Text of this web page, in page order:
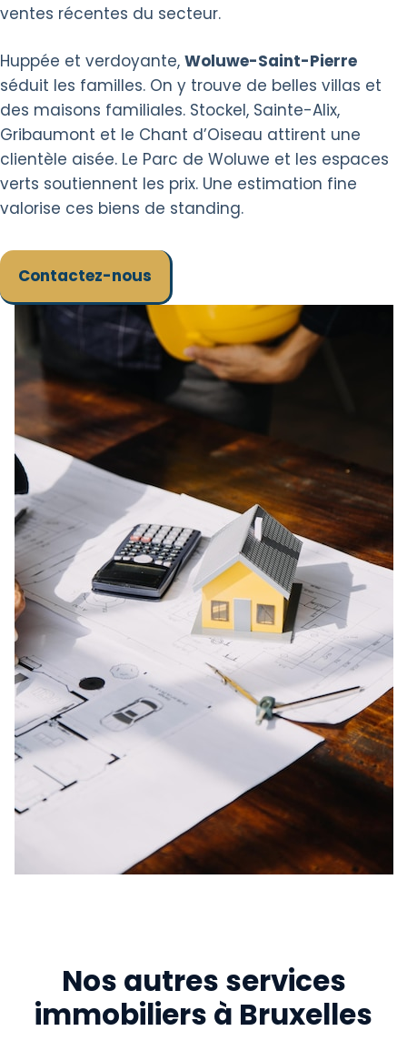
ventes récentes du secteur.
Huppée et verdoyante, Woluwe-Saint-Pierre
séduit les familles. On y trouve de belles villas et
des maisons familiales. Stockel, Sainte-Alix,
Gribaumont et le Chant d’Oiseau attirent une
clientèle aisée. Le Parc de Woluwe et les espaces
verts soutiennent les prix. Une estimation fine
valorise ces biens de standing.
Contactez-nous
Nos autres services
immobiliers à Bruxelles